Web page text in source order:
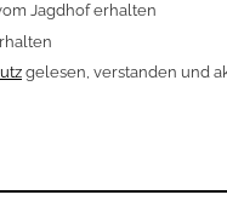
Jagdhof erhalten
gelesen, verstanden und